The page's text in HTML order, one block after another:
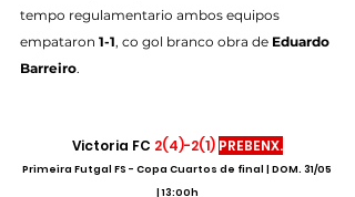
tempo regulamentario ambos equipos
empataron 1-1, co gol branco obra de Eduardo
Barreiro.
Victoria FC 2(4)-2(1) PREBENX.
Primeira Futgal FS - Copa Cuartos de final | DOM. 31/05
| 13:00h